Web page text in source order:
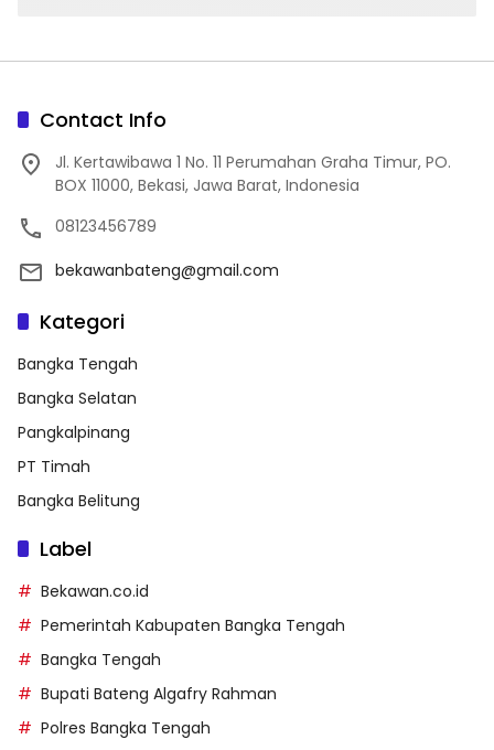
Contact Info
Jl. Kertawibawa 1 No. 11 Perumahan Graha Timur, PO.
BOX 11000, Bekasi, Jawa Barat, Indonesia
08123456789
bekawanbateng@gmail.com
Kategori
Bangka Tengah
Bangka Selatan
Pangkalpinang
PT Timah
Bangka Belitung
Label
Bekawan.co.id
Pemerintah Kabupaten Bangka Tengah
Bangka Tengah
Bupati Bateng Algafry Rahman
Polres Bangka Tengah